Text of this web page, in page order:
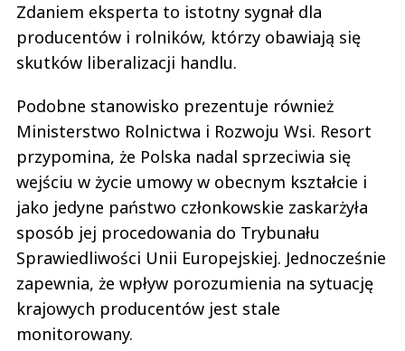
Zdaniem eksperta to istotny sygnał dla
producentów i rolników, którzy obawiają się
skutków liberalizacji handlu.
Podobne stanowisko prezentuje również
Ministerstwo Rolnictwa i Rozwoju Wsi. Resort
przypomina, że Polska nadal sprzeciwia się
wejściu w życie umowy w obecnym kształcie i
jako jedyne państwo członkowskie zaskarżyła
sposób jej procedowania do Trybunału
Sprawiedliwości Unii Europejskiej. Jednocześnie
zapewnia, że wpływ porozumienia na sytuację
krajowych producentów jest stale
monitorowany.